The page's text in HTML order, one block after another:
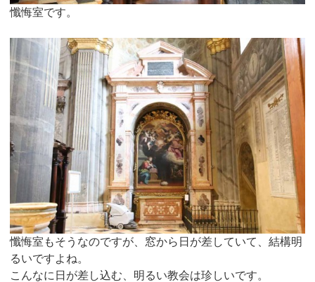
懺悔室です。
懺悔室もそうなのですが、窓から日が差していて、結構明
るいですよね。
こんなに日が差し込む、明るい教会は珍しいです。